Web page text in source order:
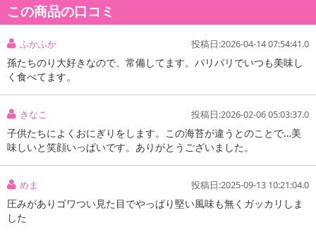
この商品の口コミ
ふかふか 投稿日:2026-04-14 07:54:41.0
孫たちのり大好きなので、常備してます。パリパリでいつも美味し
く食べてます。
きなこ 投稿日:2026-02-06 05:03:37.0
子供たちによくおにぎりをします。この海苔が違うとのことで…美
味しいと笑顔いっぱいです。ありがとうございました。
めま 投稿日:2025-09-13 10:21:04.0
圧みがありゴワつい見た目でやっぱり堅い風味も無くガッカリしま
した